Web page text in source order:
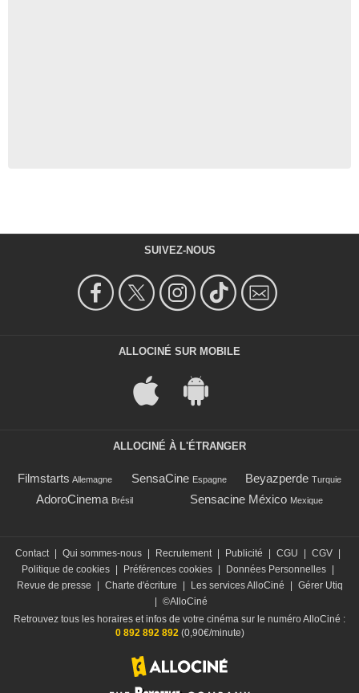
SUIVEZ-NOUS
ALLOCINÉ SUR MOBILE
ALLOCINÉ À L'ÉTRANGER
Filmstarts Allemagne SensaCine Espagne Beyazperde Turquie
AdoroCinema Brésil Sensacine México Mexique
Contact | Qui sommes-nous | Recrutement | Publicité | CGU | CGV |
Politique de cookies | Préférences cookies | Données Personnelles |
Revue de presse
| Charte d'écriture | Les services AlloCiné | Gérer Utiq
| ©AlloCiné
Retrouvez tous les horaires et infos de votre cinéma sur le numéro AlloCiné :
0 892 892 892 (0,90€/minute)